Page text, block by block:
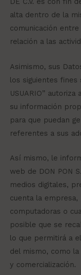
alta dentro de la
comunicación
relación a las
Asimismo, sus
los siguientes fines
USUARIO” autoriza
su información
para que puedan
referentes a sus
Así mismo, le
web de DON PON
medios digitales,
cuenta la empresa,
computadoras o
posible que se
lo que permitirá a
del mismo, como
y comercialización.